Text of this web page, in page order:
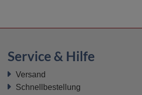
Service & Hilfe
Versand
Schnellbestellung